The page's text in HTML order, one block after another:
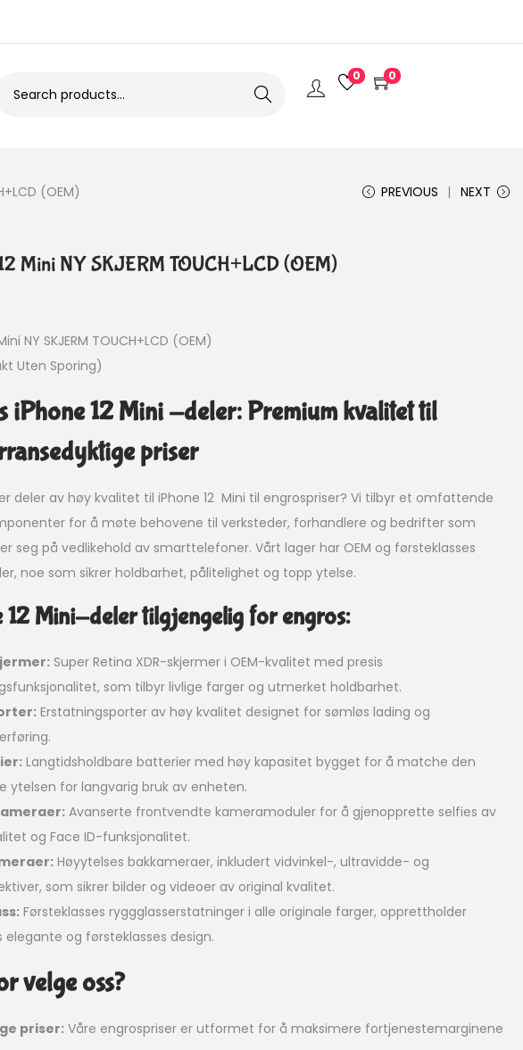
Search
0 0
(OEM) PREVIOUS NEXT
Mini NY SKJERM TOUCH+LCD (OEM)
NY SKJERM TOUCH+LCD (OEM)
Uten Sporing)
iPhone 12 Mini -deler: Premium kvalitet til
priser
deler av høy kvalitet til iPhone 12 Mini til engrospriser? Vi tilbyr et omfattende
for å møte behovene til verksteder, forhandlere og bedrifter som
seg på vedlikehold av smarttelefoner. Vårt lager har OEM og førsteklasses
noe som sikrer holdbarhet, pålitelighet og topp ytelse.
12 Mini-deler tilgjengelig for engros:
Super Retina XDR-skjermer i OEM-kvalitet med presis
som tilbyr livlige farger og utmerket holdbarhet.
Erstatningsporter av høy kvalitet designet for sømløs lading og
Langtidsholdbare batterier med høy kapasitet bygget for å matche den
ytelsen for langvarig bruk av enheten.
Avanserte frontvendte kameramoduler for å gjenopprette selfies av
og Face ID-funksjonalitet.
Høyytelses bakkameraer, inkludert vidvinkel-, ultravidde- og
som sikrer bilder og videoer av original kvalitet.
Førsteklasses ryggglasserstatninger i alle originale farger, opprettholder
elegante og førsteklasses design.
velge oss?
priser: Våre engrospriser er utformet for å maksimere fortjenestemarginene